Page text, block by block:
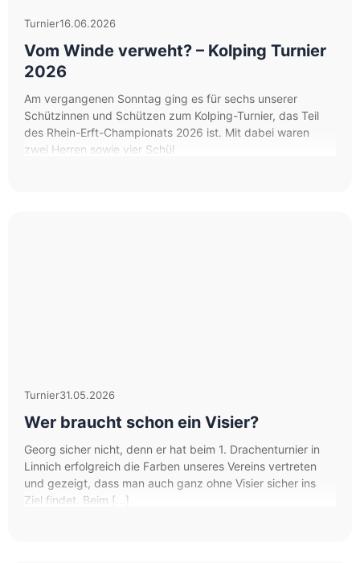
Turnier16.06.2026
Vom Winde verweht? – Kolping Turnier
2026
Am vergangenen Sonntag ging es für sechs unserer
Schützinnen und Schützen zum Kolping-Turnier, das Teil
des Rhein-Erft-Championats 2026 ist. Mit dabei waren
zwei Herren sowie vier Schül
Turnier31.05.2026
Wer braucht schon ein Visier?
Georg sicher nicht, denn er hat beim 1. Drachenturnier in
Linnich erfolgreich die Farben unseres Vereins vertreten
und gezeigt, dass man auch ganz ohne Visier sicher ins
Ziel findet. Beim […]